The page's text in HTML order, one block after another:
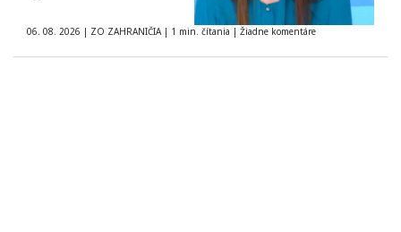
06. 08. 2026 | ZO ZAHRANIČIA | 1 min. čítania | Žiadne komentáre